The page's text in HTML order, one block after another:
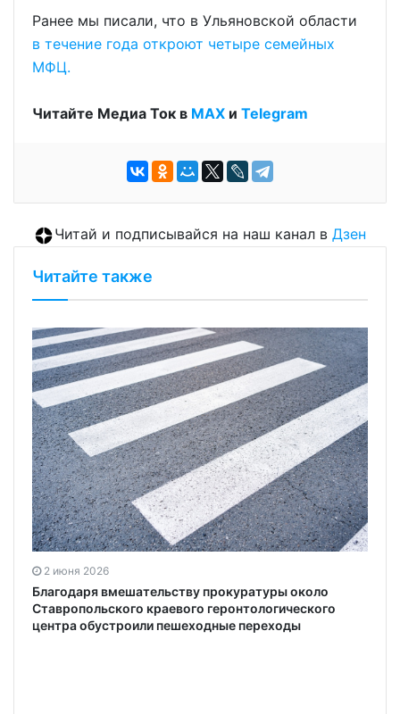
Ранее мы писали, что в Ульяновской области
в течение года откроют четыре семейных
МФЦ.
Читайте Медиа Ток в МАХ и Telegram
Читай и подписывайся на наш канал в Дзен
Читайте также
2 июня 2026
Благодаря вмешательству прокуратуры около
Ставропольского краевого геронтологического
центра обустроили пешеходные переходы